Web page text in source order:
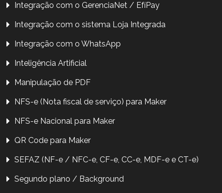
Integração com o GerenciaNet / EfíPay
Integração com o sistema Loja Integrada
Integração com o WhatsApp
Inteligência Artificial
Manipulação de PDF
NFS-e (Nota fiscal de serviço) para Maker
NFS-e Nacional para Maker
QR Code para Maker
SEFAZ (NF-e / NFC-e, CF-e, CC-e, MDF-e e CT-e)
Segundo plano / Background